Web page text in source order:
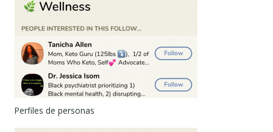
Perfiles de personas